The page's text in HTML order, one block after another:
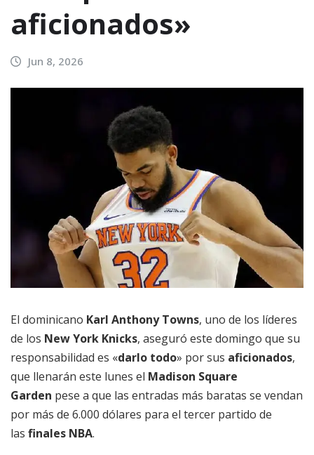
aficionados»
Jun 8, 2026
El dominicano Karl Anthony Towns, uno de los líderes
de los New York Knicks, aseguró este domingo que su
responsabilidad es «darlo todo» por sus aficionados,
que llenarán este lunes el Madison Square
Garden pese a que las entradas más baratas se vendan
por más de 6.000 dólares para el tercer partido de
las finales NBA.